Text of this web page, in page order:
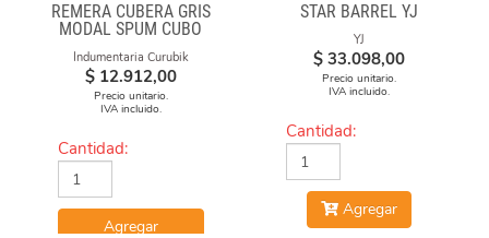
REMERA CUBERA GRIS
MODAL SPUM CUBO
Indumentaria Curubik
$ 12.912,00
Precio unitario.
IVA incluido.
Cantidad:
Agregar
STAR BARREL YJ
YJ
$ 33.098,00
Precio unitario.
IVA incluido.
Cantidad:
Agregar